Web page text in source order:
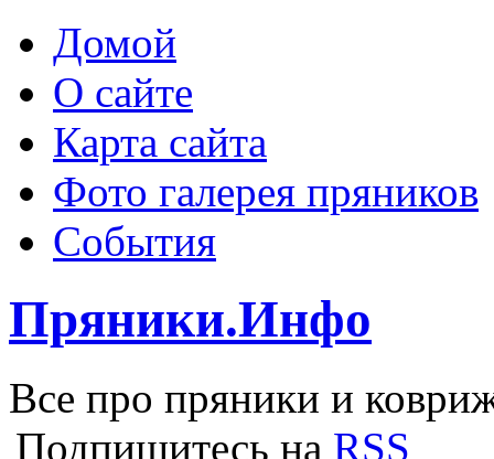
Домой
О сайте
Карта сайта
Фото галерея пряников
События
Пряники.Инфо
Все про пряники и
Подпишитесь на RSS